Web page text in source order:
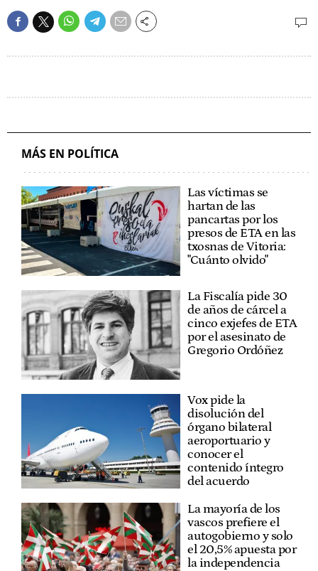
MÁS EN POLÍTICA
Las víctimas se
hartan de las
pancartas por los
presos de ETA en las
txosnas de Vitoria:
"Cuánto olvido"
La Fiscalía pide 30
de años de cárcel a
cinco exjefes de ETA
por el asesinato de
Gregorio Ordóñez
Vox pide la
disolución del
órgano bilateral
aeroportuario y
conocer el
contenido íntegro
del acuerdo
La mayoría de los
vascos prefiere el
autogobierno y solo
el 20,5% apuesta por
la independencia